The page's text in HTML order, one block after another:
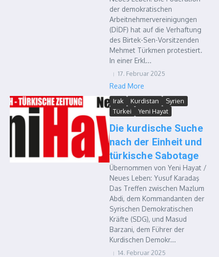
der demokratischen
Arbeitnehmervereinigungen
(DİDF) hat auf die Verhaftung
des Birtek-Sen-Vorsitzenden
Mehmet Türkmen protestiert.
In einer Erkl...
17. Februar 2025
Read More
Irak Kurdistan
Syrien
Türkei
Yeni Hayat
Die kurdische Suche
nach der Einheit und
türkische Sabotage
Übernommen von Yeni Hayat /
Neues Leben: Yusuf Karadaş
Das Treffen zwischen Mazlum
Abdi, dem Kommandanten der
Syrischen Demokratischen
Kräfte (SDG), und Masud
Barzani, dem Führer der
Kurdischen Demokr...
14. Februar 2025